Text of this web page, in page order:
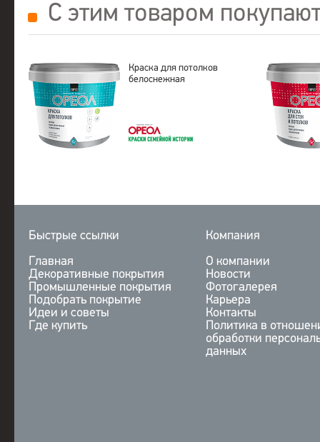
С этим товаром
Краска для потолков
белоснежная
Быстрые ссылки
Главная
Декоративные покрытия
Промышленные покрытия
Подобрать покрытие
Идеи и советы
Где купить
Компания
О компании
Новости
Фотогалерея
Карьера
Контакты
Политика в
обработки
данных